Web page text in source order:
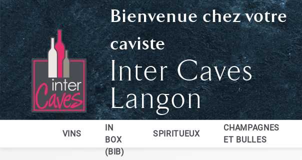
Bienvenue chez votre
caviste
Inter Caves
Langon
VINS
BAG
IN
BOX
(BIB)
SPIRITUEUX
CHAMPAGNES
ET BULLES